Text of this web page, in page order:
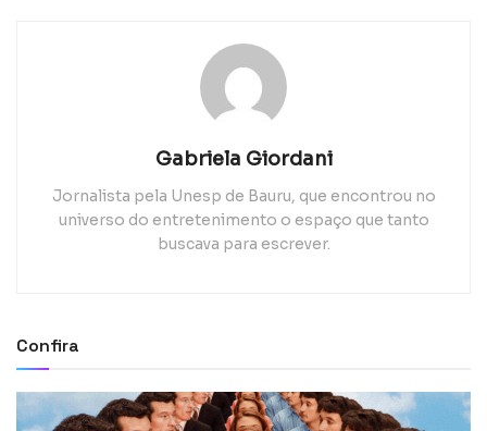
Gabriela Giordani
Jornalista pela Unesp de Bauru, que encontrou no
universo do entretenimento o espaço que tanto
buscava para escrever.
Confira